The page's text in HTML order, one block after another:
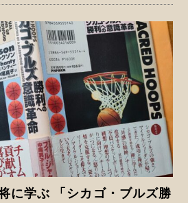
に学ぶ 「シカゴ・ブルズ勝